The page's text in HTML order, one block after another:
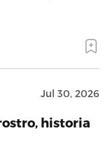
Jul 30, 2026
historia